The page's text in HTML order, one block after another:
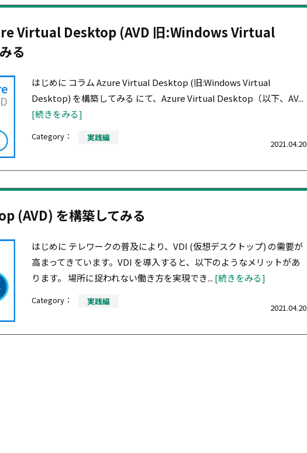
Virtual Desktop (AVD 旧:Windows Virtual
る
はじめに コラム Azure Virtual Desktop (旧:Windows Virtual
Desktop) を構築してみる にて、Azure Virtual Desktop（以下、AV...
[続きをみる]
Category： 実践編
2021.04.20
(AVD) を構築してみる
はじめに テレワークの普及により、VDI (仮想デスクトップ) の需要が
高まってきています。VDI を導入すると、以下のようなメリットがあ
ります。 場所に捉われない働き方を実現でき... [続きをみる]
Category： 実践編
2021.04.20